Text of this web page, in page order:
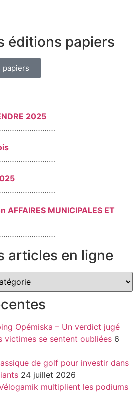
éditions papiers
papiers
2025
MUNICIPALES ET
articles en ligne
Opémiska – Un verdict jugé
victimes se sentent oubliées 6
de golf pour investir dans
24 juillet 2026
multiplient les podiums